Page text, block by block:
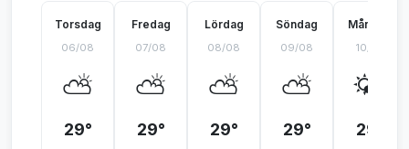
Torsdag
06/08
⛅
29°
Fredag
07/08
⛅
29°
Lördag
08/08
⛅
29°
Söndag
09/08
⛅
29°
Måndag
10/08
🌤️
29°